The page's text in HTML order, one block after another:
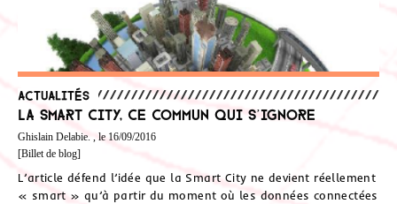
Actualités
La Smart City, ce commun qui s’ignore
Ghislain Delabie. , le 16/09/2016
[Billet de blog]
L’article défend l’idée que la Smart City ne devient réellement
« smart » qu’à partir du moment où les données connectées